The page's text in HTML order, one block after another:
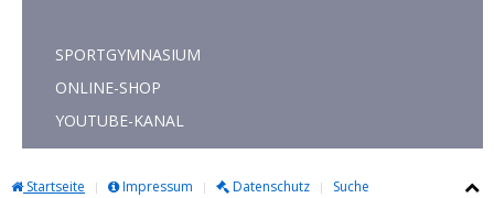
SPORTGYMNASIUM
ONLINE-SHOP
YOUTUBE-KANAL
Startseite Impressum Datenschutz Suche